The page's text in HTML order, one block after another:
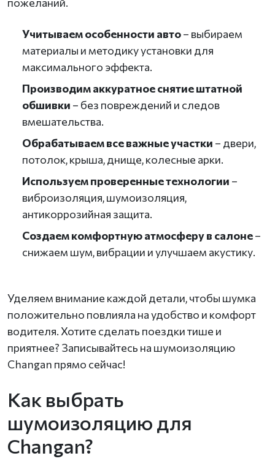
Учитываем особенности авто– выбираем
материалы и методику установки для
максимального эффекта.
Производим аккуратное снятие штатной
обшивки – без повреждений и следов
вмешательства.
Обрабатываем все важные участки – двери,
потолок, крыша, днище, колесные арки.
Используем проверенные технологии –
виброизоляция, шумоизоляция,
антикоррозийная защита.
Создаем комфортную атмосферу в салоне–
снижаем шум, вибрации и улучшаем акустику.
Уделяем внимание каждой детали, чтобы шумка
положительно повлияла на удобство и комфорт
водителя. Хотите сделать поездки тише и
приятнее? Записывайтесь на шумоизоляцию
Changan прямо сейчас!
Как выбрать
шумоизоляцию для
Changan?